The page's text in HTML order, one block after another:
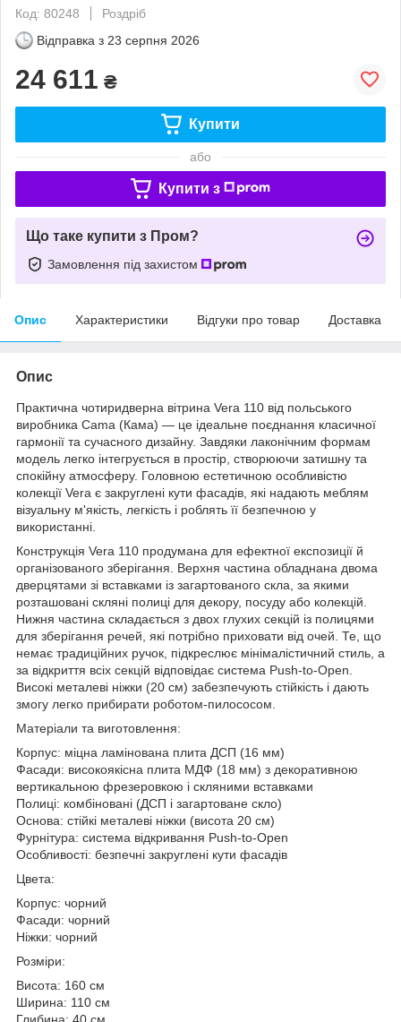
Код: 80248
Роздріб
Відправка з 23 серпня 2026
24 611 ₴
Купити
або
Купити з
Що таке купити з Пром?
Замовлення під захистом
Опис Характеристики Відгуки про товар Доставка
Опис
Практична чотиридверна вітрина Vera 110 від польського
виробника Cama (Кама) — це ідеальне поєднання класичної
гармонії та сучасного дизайну. Завдяки лаконічним формам
модель легко інтегрується в простір, створюючи затишну та
спокійну атмосферу. Головною естетичною особливістю
колекції Vera є закруглені кути фасадів, які надають меблям
візуальну м'якість, легкість і роблять її безпечною у
використанні.
Конструкція Vera 110 продумана для ефектної експозиції й
організованого зберігання. Верхня частина обладнана двома
дверцятами зі вставками із загартованого скла, за якими
розташовані скляні полиці для декору, посуду або колекцій.
Нижня частина складається з двох глухих секцій із полицями
для зберігання речей, які потрібно приховати від очей. Те, що
немає традиційних ручок, підкреслює мінімалістичний стиль, а
за відкриття всіх секцій відповідає система Push-to-Open.
Високі металеві ніжки (20 см) забезпечують стійкість і дають
змогу легко прибирати роботом-пилососом.
Матеріали та виготовлення:
Корпус: міцна ламінована плита ДСП (16 мм)
Фасади: високоякісна плита МДФ (18 мм) з декоративною
вертикальною фрезеровкою і скляними вставками
Полиці: комбіновані (ДСП і загартоване скло)
Основа: стійкі металеві ніжки (висота 20 см)
Фурнітура: система відкривання Push-to-Open
Особливості: безпечні закруглені кути фасадів
Цвета:
Корпус: чорний
Фасади: чорний
Ніжки: чорний
Розміри:
Висота: 160 см
Ширина: 110 см
Глибина: 40 см